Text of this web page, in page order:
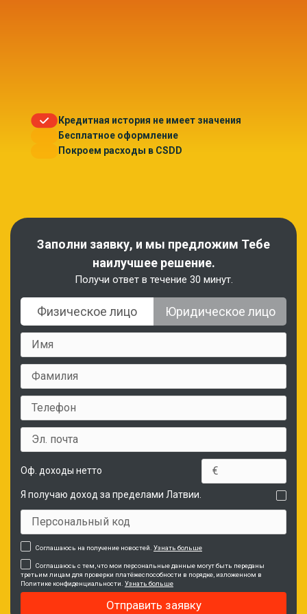
Заполни заявку, и мы предложим Тебе
наилучшее решение.
Получи ответ в течение 30 минут.
Физическое лицо Юридическое лицо
Оф. доходы нетто
Я получаю доход за пределами Латвии.
Соглашаюсь на получение новостей. Узнать больше
Соглашаюсь с тем, что мои персональные данные могут быть переданы
третьим лицам для проверки платёжеспособности в порядке, изложенном в
Политике конфиденциальности. Узнать больше
Отправить заявку
Кредитная история не имеет значения
Бесплатное оформление
Покроем расходы в CSDD